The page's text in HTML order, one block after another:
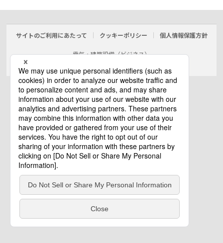
サイトのご利用にあたって クッキーポリシー 個人情報保護方針
電気・建築設備（ビジネス）